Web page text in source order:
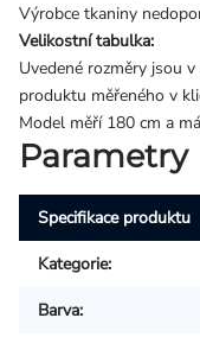
Výrobce tkaniny
Velikostní tabulka:
Uvedené rozměry jsou
produktu měřeného v
Model měří 180 cm a
Parametry
Specifikace produktu
Kategorie:
Barva: